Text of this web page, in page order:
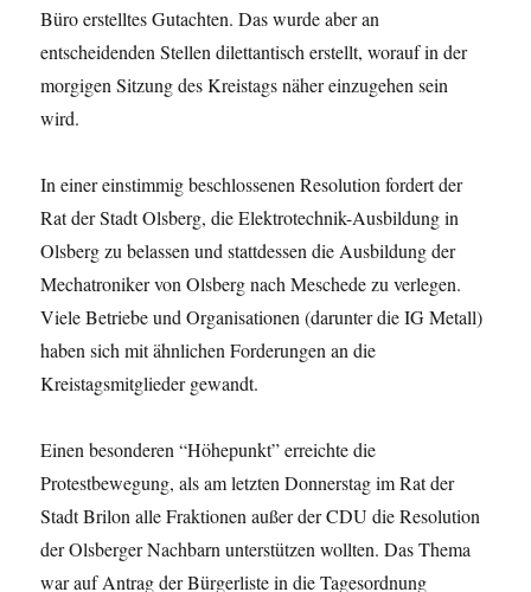
Büro erstelltes Gutachten. Das wurde aber an
entscheidenden Stellen dilettantisch erstellt, worauf in der
morgigen Sitzung des Kreistags näher einzugehen sein
wird.
In einer einstimmig beschlossenen Resolution fordert der
Rat der Stadt Olsberg, die Elektrotechnik-Ausbildung in
Olsberg zu belassen und stattdessen die Ausbildung der
Mechatroniker von Olsberg nach Meschede zu verlegen.
Viele Betriebe und Organisationen (darunter die IG Metall)
haben sich mit ähnlichen Forderungen an die
Kreistagsmitglieder gewandt.
Einen besonderen “Höhepunkt” erreichte die
Protestbewegung, als am letzten Donnerstag im Rat der
Stadt Brilon alle Fraktionen außer der CDU die Resolution
der Olsberger Nachbarn unterstützen wollten. Das Thema
war auf Antrag der Bürgerliste in die Tagesordnung